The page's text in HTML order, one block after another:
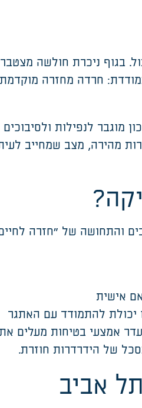
בגוף ניכרת חולשה
חרדה מחזרה
מוגבר לנפילות
מהירה, מצב שמחייב
?
והתחושה של "חזרה
אישית
יכולת להתמודד עם האתגר
אמצעי בטיחות מעלים את
של הידרדרות חוזרת.
אביב